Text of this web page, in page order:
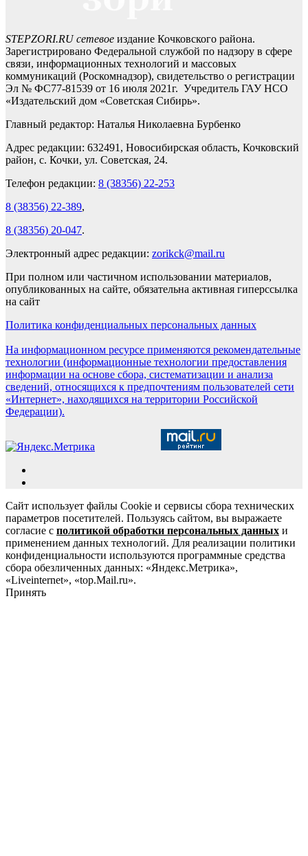
STEPZORI.RU сетевое издание Кочковского района.
Зарегистрировано Федеральной службой по надзору в сфере
связи, информационных технологий и массовых
коммуникаций (Роскомнадзор), свидетельство о регистрации
Эл № ФС77-81539 от 16 июля 2021г. Учредитель ГАУ НСО
«Издательский дом «Советская Сибирь».
Главный редактор: Наталья Николаевна Бурбенко
Адрес редакции: 632491, Новосибирская область, Кочковский
район, с. Кочки, ул. Советская, 24.
Телефон редакции: 8 (38356) 22-253
8 (38356) 22-389,
8 (38356) 20-047.
Электронный адрес редакции: zorikck@mail.ru
При полном или частичном использовании материалов,
опубликованных на сайте, обязательна активная гиперссылка
на сайт
Политика конфиденциальных персональных данных
На информационном ресурсе применяются рекомендательные
технологии (информационные технологии предоставления
информации на основе сбора, систематизации и анализа
сведений, относящихся к предпочтениям пользователей сети
«Интернет», находящихся на территории Российской
Федерации).
Сайт использует файлы Cookie и сервисы сбора технических
параметров посетителей. Пользуясь сайтом, вы выражаете
согласие с политикой обработки персональных данных и
применением данных технологий. Для реализации политики
конфиденциальности используются программные средства
сбора обезличенных данных: «Яндекс.Метрика»,
«Liveinternet», «top.Mail.ru».
Принять